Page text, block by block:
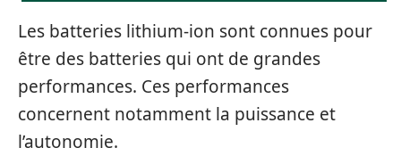
Les batteries lithium-ion sont connues pour
être des batteries qui ont de grandes
performances. Ces performances
concernent notamment la puissance et
l’autonomie.